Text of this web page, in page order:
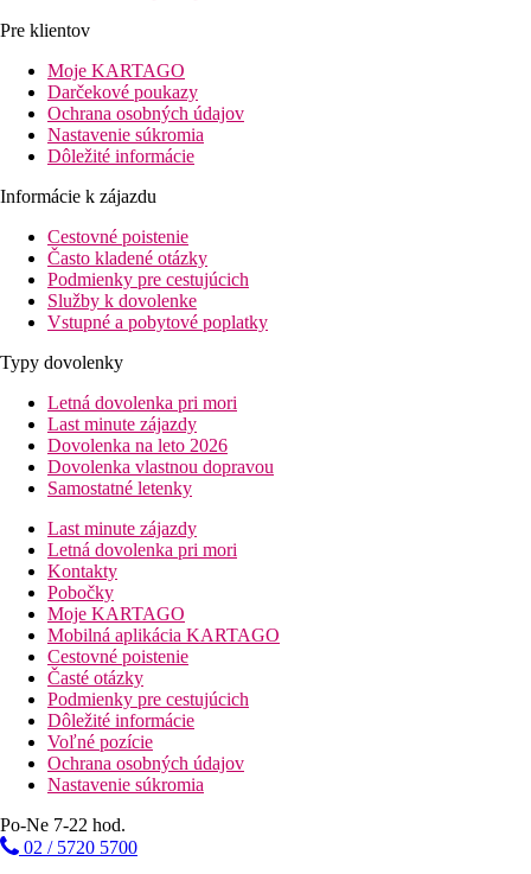
Pre klientov
Moje KARTAGO
Darčekové poukazy
Ochrana osobných údajov
Nastavenie súkromia
Dôležité informácie
Informácie k zájazdu
Cestovné poistenie
Často kladené otázky
Podmienky pre cestujúcich
Služby k dovolenke
Vstupné a pobytové poplatky
Typy dovolenky
Letná dovolenka pri mori
Last minute zájazdy
Dovolenka na leto 2026
Dovolenka vlastnou dopravou
Samostatné letenky
Last minute zájazdy
Letná dovolenka pri mori
Kontakty
Pobočky
Moje KARTAGO
Mobilná aplikácia KARTAGO
Cestovné poistenie
Časté otázky
Podmienky pre cestujúcich
Dôležité informácie
Voľné pozície
Ochrana osobných údajov
Nastavenie súkromia
Po-Ne 7-22 hod.
02 / 5720 5700